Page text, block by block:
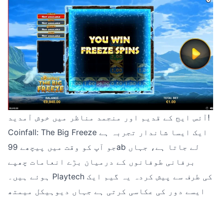
آئس ایج کے قدیم اور منجمد مناظر میں خوش آمدید!
Coinfall: The Big Freeze ایک ایسا شاندار تجربہ ہے
جو آپ کو وقت میں پیچھے 99ab لے جاتا ہے، جہاں
برفانی طوفانوں کے درمیان بڑے انعامات چھپے
ہوئے ہیں۔ Playtech کی طرف سے پیش کردہ یہ گیم ایک
ایسے دور کی عکاسی کرتی ہے جہاں دیوہیکل میمتھ